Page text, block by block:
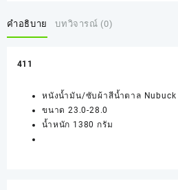
คำอธิบาย บทวิจารณ์ (0)
411
หนังน้ำมัน/ซับผ้าสีน้ำตาล Nubuck
ขนาด 23.0-28.0
น้ำหนัก 1380 กรัม